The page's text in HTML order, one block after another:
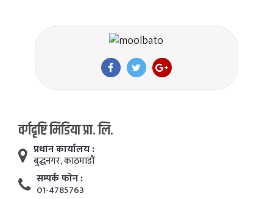
वर्गदृष्टि मिडिया प्रा. लि.
प्रधान कार्यालय :
बुद्धनगर, काठमाडाैं
सम्पर्क फाेन :
01-4785763